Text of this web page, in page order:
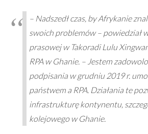
– Nadszedł czas, by Afrykanie
swoich problemów – powiedział
prasowej w Takoradi Lulu
RPA w Ghanie. – Jestem
podpisania w grudniu 2019 r.
państwem a RPA. Działania te
infrastrukturę kontynentu,
kolejowego w Ghanie.